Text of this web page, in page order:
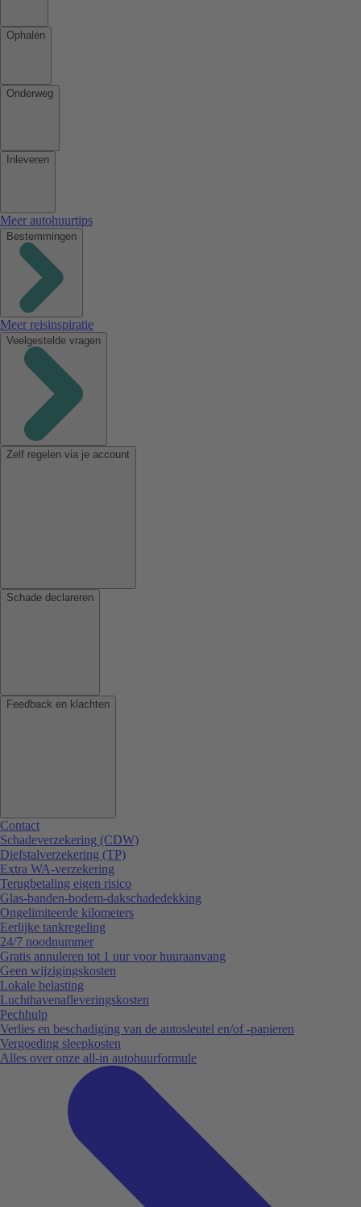
Ophalen
Onderweg
Inleveren
Meer autohuurtips
Bestemmingen
Meer reisinspiratie
Veelgestelde vragen
Zelf regelen via je account
Schade declareren
Feedback en klachten
Contact
Schadeverzekering (CDW)
Diefstalverzekering (TP)
Extra WA-verzekering
Terugbetaling eigen risico
Glas-banden-bodem-dakschadedekking
Ongelimiteerde kilometers
Eerlijke tankregeling
24/7 noodnummer
Gratis annuleren tot 1 uur voor huuraanvang
Geen wijzigingskosten
Lokale belasting
Luchthavenafleveringskosten
Pechhulp
Verlies en beschadiging van de autosleutel en/of -papieren
Vergoeding sleepkosten
Alles over onze all-in autohuurformule